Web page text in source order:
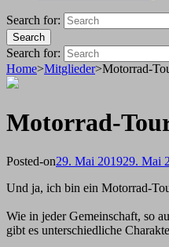
Search for:
Search
Search for:
Home>Mitglieder>Motorrad-
Motorrad-
Posted-on29. Mai 201929. Mai
Und ja, ich bin ein Motorrad-
Wie in jeder Gemeinschaft, so
gibt es unterschiedliche